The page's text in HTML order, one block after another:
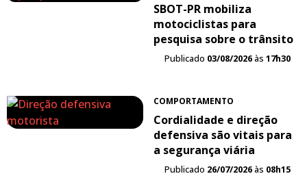
SBOT-PR mobiliza
motociclistas para
pesquisa sobre o trânsito
Publicado 03/08/2026às 17h30
COMPORTAMENTO
Cordialidade e direção
defensiva são vitais para
a segurança viária
Publicado 26/07/2026às 08h15